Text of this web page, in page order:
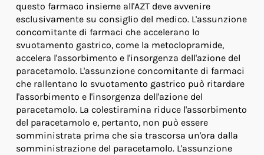
questo farmaco insieme all'AZT deve avvenire
esclusivamente su consiglio del medico. L'assunzione
concomitante di farmaci che accelerano lo
svuotamento gastrico, come la metoclopramide,
accelera l'assorbimento e l'insorgenza dell'azione del
paracetamolo. L'assunzione concomitante di farmaci
che rallentano lo svuotamento gastrico può ritardare
l'assorbimento e l'insorgenza dell'azione del
paracetamolo. La colestiramina riduce l'assorbimento
del paracetamolo e, pertanto, non può essere
somministrata prima che sia trascorsa un'ora dalla
somministrazione del paracetamolo. L'assunzione